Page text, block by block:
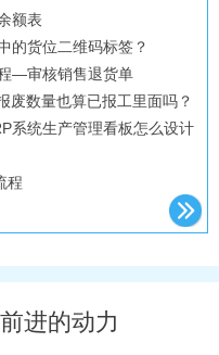
OA凭什么站稳长期数字化
么需要导数？这篇文章尽量
治理缺料3道闸
，背后真相太现实！
得了
额表
的货位二维码标签？
—审核销售退货单
废数量也算已报工里面吗？
系统生产管理看板怎么设计
程
系应当是怎样的？
分析！
进的动力
有限公司
有限公司
有限公司
有限公司
责任公司
限公司